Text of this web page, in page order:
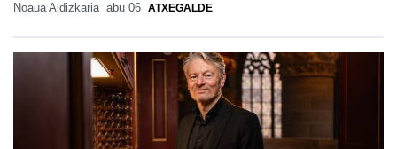
Noaua Aldizkaria abu 06 ATXEGALDE